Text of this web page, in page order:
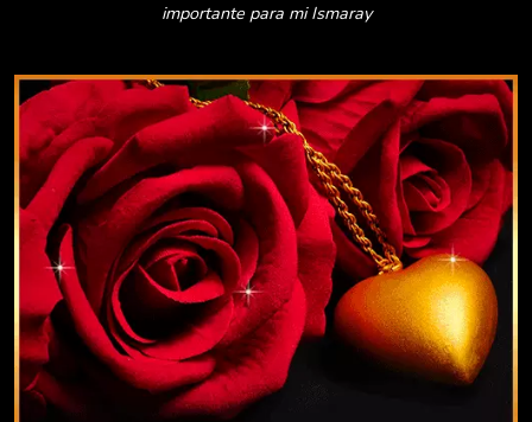
importante para mi Ismaray